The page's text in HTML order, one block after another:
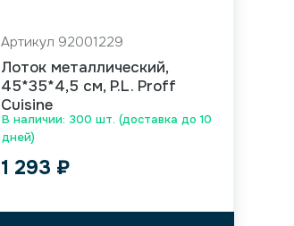
В наличии: 300 шт. (доставка до 10
дней)
Артикул 92001229
Лоток металлический,
45*35*4,5 см, P.L. Proff
Cuisine
1 293 ₽